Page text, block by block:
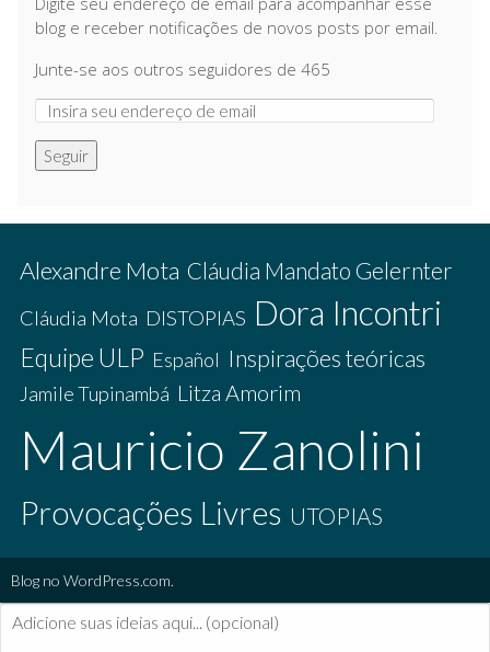
blog e receber notificações de novos posts por email.
Junte-se aos outros seguidores de 465
Seguir
Alexandre Mota Cláudia Mandato Gelernter
Cláudia Mota DISTOPIAS Dora Incontri
Equipe ULP Español Inspirações teóricas
Jamile Tupinambá Litza Amorim
Mauricio Zanolini
Provocações Livres UTOPIAS
Blog no WordPress.com.